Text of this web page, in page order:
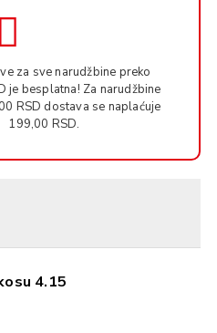
za sve narudžbine preko
je besplatna! Za narudžbine
RSD dostava se naplaćuje
199,00 RSD.
4.15